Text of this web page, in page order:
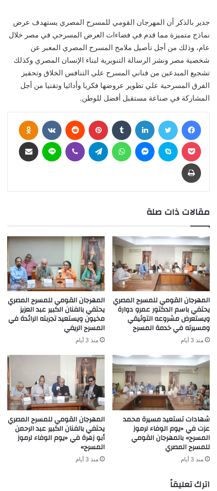
جدير بالذكر أن المهرجان القومي للمسرح المصري يستهدف عرض
نماذج متميزة مما قدم في فضاءات العرض المسرحي في مصر خلال
عام، وذلك من أجل تأصيل ملامح المسرح المصري المعبر عن
شخصية مصر ونشر الرسالة التنويرية لبناء الإنسان المصري وكذلك
تشجيع المبدعين من فناني المسرح علي التنافس الخلاق وتحفيز
الفرق المسرحية علي تطوير عروضها فكريا وأدائيا وتقنيا من أجل
المشاركة في صناعة مستقبل أفضل للوطن.
فيسبوك تويتر لينكدإن بينتيريست
بوكيت سكايب ماسنجر واتساب تيلقرام ڤايبر لاين
طباعة
مقالات ذات صلة
المهرجان القومي للمسرح المصري
يحتفي باسم الدكتور عمرو دوارة
ويستعرض مشروعه التوثيقي
ومسيرته في خدمة المسرح
منذ 3 أيام
المهرجان القومي للمسرح المصري
يحتفي بالفنان الكبير عبد العزيز
مخيون ويستعيد تجربته الرائدة في
المسرح الريفي
منذ 3 أيام
شهادات تستعيد مسيرة محمد
عزت في «يوم الوفاء لرموز
المسرح» بالمهرجان القومي
للمسرح المصري
منذ 3 أيام
المهرجان القومي للمسرح المصري
يحتفي بالفنان الكبير عبد الرحمن
أبو زهرة في «يوم الوفاء لرموز
المسرح»
منذ 3 أيام
اترك تعليقاً